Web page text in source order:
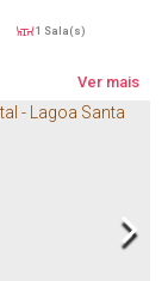
1 Sala(s)
Ver mais